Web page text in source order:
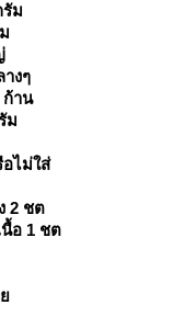
รัม
งๆ
ก้าน
ม
ไม่ใส่
2 ชต
นื้อ 1 ชต